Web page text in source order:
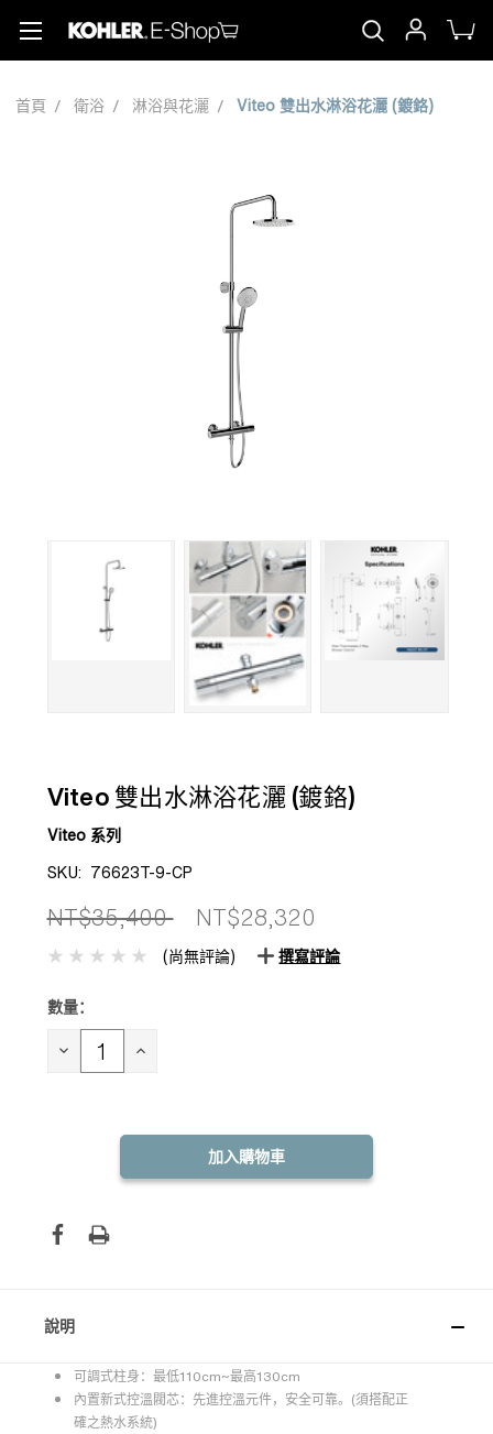
首頁 衛浴 淋浴與花灑 Viteo 雙出水淋浴花灑 (鍍鉻)
Viteo 雙出水淋浴花灑 (鍍鉻)
Viteo 系列
SKU: 76623T-9-CP
NT$35,400 NT$28,320
(尚無評論) 撰寫評論
目前
存：
數量：
減 增
說明
可調式柱身：最低110cm~最高130cm
內置新式控溫閥芯：先進控溫元件，安全可靠。(須搭配正
確之熱水系統)